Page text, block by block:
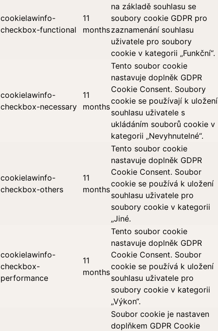
cookielawinfo-
checkbox-functional
11
months
na základě souhlasu se
soubory cookie GDPR pro
zaznamenání souhlasu
uživatele pro soubory
cookie v kategorii „Funkční“.
cookielawinfo-
checkbox-necessary
11
months
Tento soubor cookie
nastavuje doplněk GDPR
Cookie Consent. Soubory
cookie se používají k uložení
souhlasu uživatele s
ukládáním souborů cookie v
kategorii „Nevyhnutelné“.
cookielawinfo-
checkbox-others
11
months
Tento soubor cookie
nastavuje doplněk GDPR
Cookie Consent. Soubor
cookie se používá k uložení
souhlasu uživatele pro
soubory cookie v kategorii
„Jiné.
cookielawinfo-
checkbox-
performance
11
months
Tento soubor cookie
nastavuje doplněk GDPR
Cookie Consent. Soubor
cookie se používá k uložení
souhlasu uživatele pro
soubory cookie v kategorii
„Výkon“.
Soubor cookie je nastaven
doplňkem GDPR Cookie